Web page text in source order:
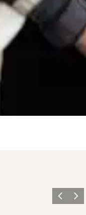
ForrigeNæste